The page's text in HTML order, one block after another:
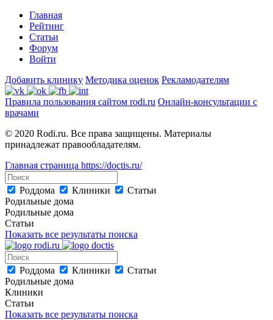
Главная
Рейтинг
Статьи
Форум
Войти
Добавить клинику Методика оценок Рекламодателям
Правила пользования сайтом rodi.ru Онлайн-консультации с
врачами
© 2020 Rodi.ru. Все права защищены. Материалы
принадлежат правообладателям.
Главная страница https://doctis.ru/
Роддома Клиники
Статьи
Родильные дома
Родильные дома
Статьи
Показать все результаты поиска
Роддома Клиники
Статьи
Родильные дома
Клиники
Статьи
Показать все результаты поиска